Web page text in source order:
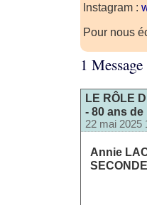
Instagram :
Pour nous
1 Message
LE RÔLE
- 80 ans
22 mai 2025
Annie